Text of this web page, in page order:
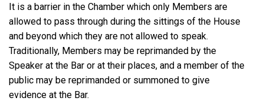
It is a barrier in the Chamber which only Members are
allowed to pass through during the sittings of the House
and beyond which they are not allowed to speak.
Traditionally, Members may be reprimanded by the
Speaker at the Bar or at their places, and a member of the
public may be reprimanded or summoned to give
evidence at the Bar.